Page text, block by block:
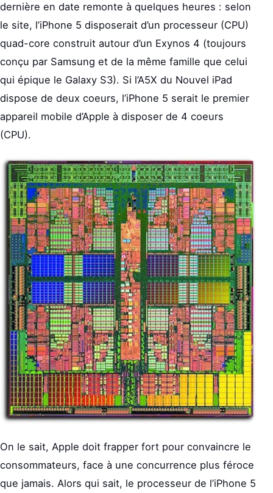
dernière en date remonte à quelques heures : selon
le site, l’iPhone 5 disposerait d’un processeur (CPU)
quad-core construit autour d’un Exynos 4 (toujours
conçu par Samsung et de la même famille que celui
qui épique le Galaxy S3). Si l’A5X du Nouvel iPad
dispose de deux coeurs, l’iPhone 5 serait le premier
appareil mobile d’Apple à disposer de 4 coeurs
(CPU).
On le sait, Apple doit frapper fort pour convaincre le
consommateurs, face à une concurrence plus féroce
que jamais. Alors qui sait, le processeur de l’iPhone 5